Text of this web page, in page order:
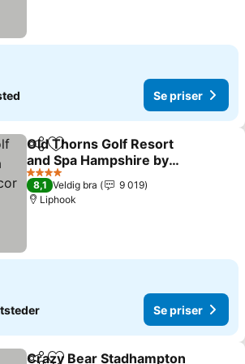
Se priser
Del Legg til i favoritter
Old Thorns Golf Resort
and Spa Hampshire by
Accor
Se priser
4 Stjerner
8,1 Veldig bra
9 019
Liphook
Se priser
Crazy Bear Stadhampton